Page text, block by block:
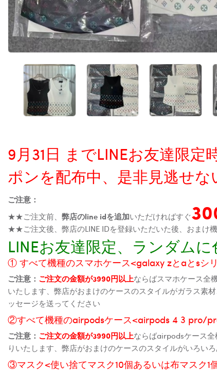
9月31日 までLINEお友達限
ポンを配布中、是非見逃せな
ご注意：
★★ご注文前、 弊店のline idを追加いただければすぐ
★★ご注文後、弊店のLINE IDを登録いただいた後、おまけ
LINEお友達限定、ランダム
① すべて機種のスマホケース<galaxy zとaとsシ
ご注意： ご注文の金額が3990円以上ならばスマホケース全
いたします、弊店がおまけのケースのスタイルがガラス素
ッセージを送ってください
②すべて機種のairpodsケース<airpods 4 3 pro/
ご注意： ご注文の金額が3990円以上ならばairpodsケース
りいたします、弊店がおまけのケースのスタイルがいろい
③マスク<使い捨てマスク10個あるいは布マスク1